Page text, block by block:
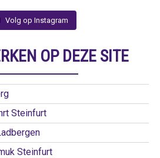
Volg op Instagram
OP DEZE SITE
Steinfurt
Steinfurt